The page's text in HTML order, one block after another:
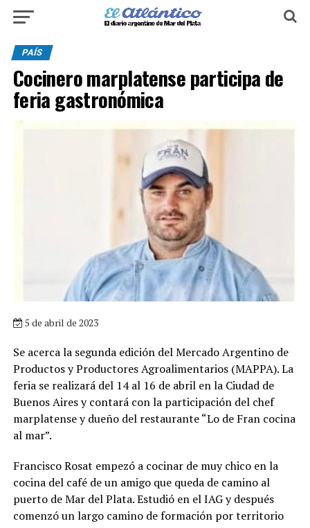
PAÍS
Cocinero marplatense participa de
feria gastronómica
5 de abril de 2023
Se acerca la segunda edición del Mercado Argentino de
Productos y Productores Agroalimentarios (MAPPA). La
feria se realizará del 14 al 16 de abril en la Ciudad de
Buenos Aires y contará con la participación del chef
marplatense y dueño del restaurante “Lo de Fran cocina
al mar”.
Francisco Rosat empezó a cocinar de muy chico en la
cocina del café de un amigo que queda de camino al
puerto de Mar del Plata. Estudió en el IAG y después
comenzó un largo camino de formación por territorio